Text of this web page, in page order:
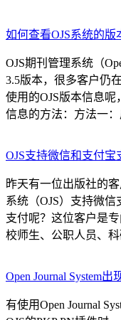
如何查看OJS系统的版
OJS期刊管理系统（
3.5版本，很多客户仍
使用的OJS版本信息
信息的方法：方法一
OJS支持微信和支付宝
昨天有一位出版社的客
系统（OJS）支持微
支付呢？这位客户是
校师生、公职人员、
Open Journal System出
有使用Open Journal